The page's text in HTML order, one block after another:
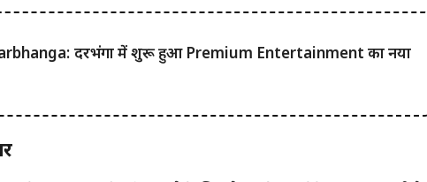
दरभंगा में शुरू हुआ Premium Entertainment का नया